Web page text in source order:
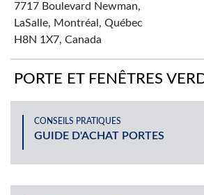
7717 Boulevard Newman,
LaSalle, Montréal, Québec
H8N 1X7, Canada
PORTE ET FENÊTRES
2725 Rue Rachel Est,
PORTE ET FENÊTRES
CONSEILS PRATIQUES
GUIDE D'ACHAT PORTES